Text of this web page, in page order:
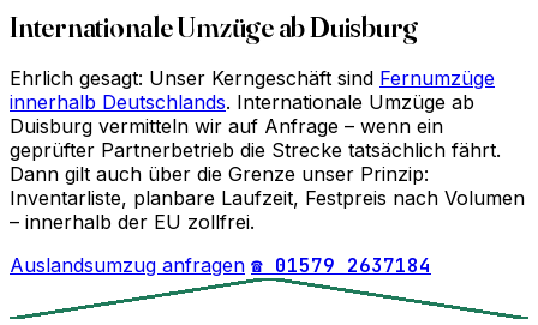
Internationale Umzüge ab Duisburg
Ehrlich gesagt: Unser Kerngeschäft sind Fernumzüge
innerhalb Deutschlands. Internationale Umzüge ab
Duisburg vermitteln wir auf Anfrage – wenn ein
geprüfter Partnerbetrieb die Strecke tatsächlich fährt.
Dann gilt auch über die Grenze unser Prinzip:
Inventarliste, planbare Laufzeit, Festpreis nach Volumen
– innerhalb der EU zollfrei.
Auslandsumzug anfragen ☎ 01579 2637184